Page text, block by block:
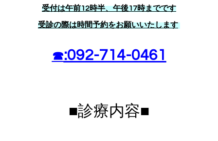
受付は午前12時半、午後17時までです
受診の際は時間予約をお願いいたします
☎︎:092-714-0461
■診療内容■